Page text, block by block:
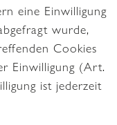
eine Einwilligung
wurde,
Cookies
Einwilligung (Art.
ist jederzeit